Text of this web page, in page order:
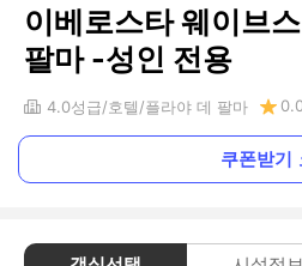
이베로스타 웨이브
팔마 -성인 전용
4.0성급 호텔 플라야 데 팔마
쿠폰받기